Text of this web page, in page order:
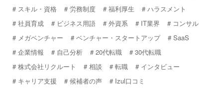
スキル・資格
労務制度 福利厚生
ハラスメント
社員育成
ビジネス用語 外資系 IT業界
コンサル
メガベンチャー
ベンチャー・スタートアップ
SaaS
企業情報
自己分析 20代転職
30代転職
株式会社リクルート
相談 転職
インタビュー
キャリア支援
候補者の声 Izul口コミ